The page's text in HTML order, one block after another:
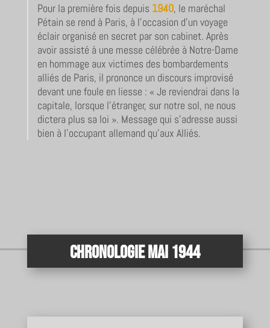
Pour la première fois depuis 1940, le maréchal
Pétain se rend à Paris, à l’occasion d’un voyage
éclair organisé en secret par son cabinet. Après
avoir assisté à une messe célébrée à Notre-Dame
en hommage aux victimes des bombardements
alliés de Paris, il prononce un discours improvisé
devant une foule en liesse : « Je reviendrai dans la
capitale, lorsque l’étranger, sur notre sol, ne nous
dictera plus sa loi ». Message qui s’adresse aussi
bien à l’occupant allemand qu’aux Alliés.
Chronologie Mai 1944